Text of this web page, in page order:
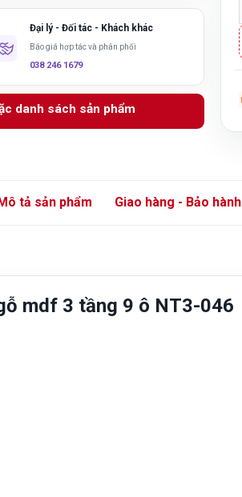
Đại lý - Đối tác - Khách khác
Báo giá hợp tác và phân phối
038 246 1679
danh sách sản phẩm
tả sản phẩm Giao hàng - Bảo hành
mdf 3 tầng 9 ô NT3-046